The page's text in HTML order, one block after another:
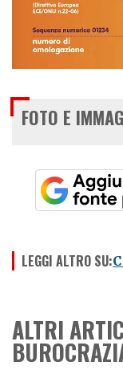
FOTO E
LEGGI ALTRO SU:
ALTRI